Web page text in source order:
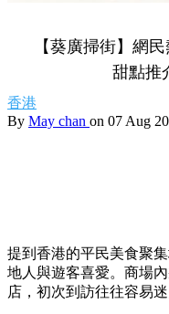
【葵廣掃街】網
甜點推
香港
By May chan on 07 Aug
提到香港的平民美食聚
地人與遊客喜愛。商場
店，初次到訪往往容易